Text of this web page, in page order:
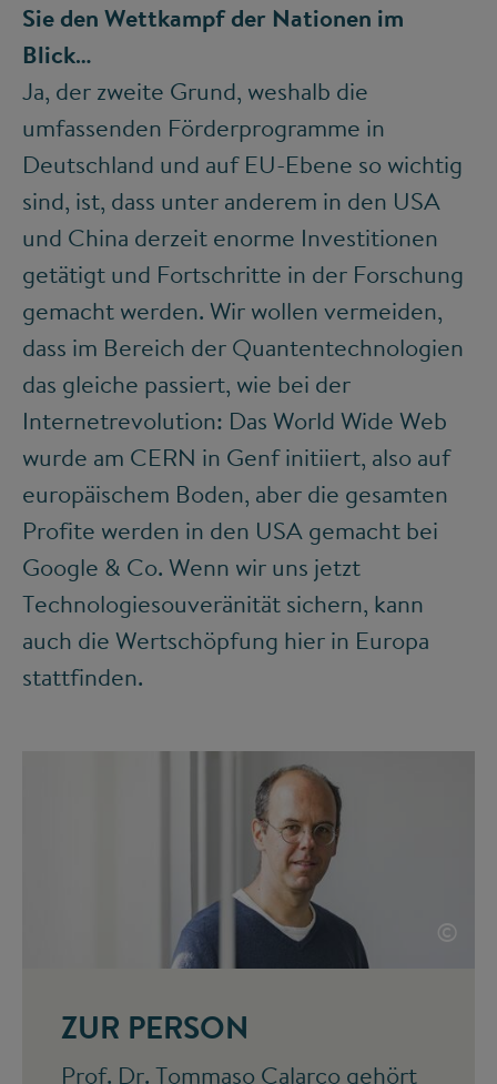
Sie den Wettkampf der Nationen im
Blick…
Ja, der zweite Grund, weshalb die
umfassenden Förderprogramme in
Deutschland und auf EU-Ebene so wichtig
sind, ist, dass unter anderem in den USA
und China derzeit enorme Investitionen
getätigt und Fortschritte in der Forschung
gemacht werden. Wir wollen vermeiden,
dass im Bereich der Quantentechnologien
das gleiche passiert, wie bei der
Internetrevolution: Das World Wide Web
wurde am CERN in Genf initiiert, also auf
europäischem Boden, aber die gesamten
Profite werden in den USA gemacht bei
Google & Co. Wenn wir uns jetzt
Technologiesouveränität sichern, kann
auch die Wertschöpfung hier in Europa
stattfinden.
©
ZUR PERSON
Prof. Dr. Tommaso Calarco gehört